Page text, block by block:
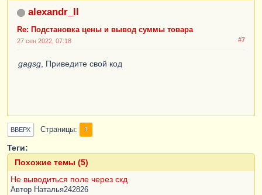
alexandr_ll
Re: Подстановка цены и вывод суммы товара
#7
27 сен 2022, 07:18
gagsg , Приведите свой код
ВВЕРХ Страницы 1
Теги:
Похожие темы (5)
Не выводиться поле через скд
Автор Наталья242826